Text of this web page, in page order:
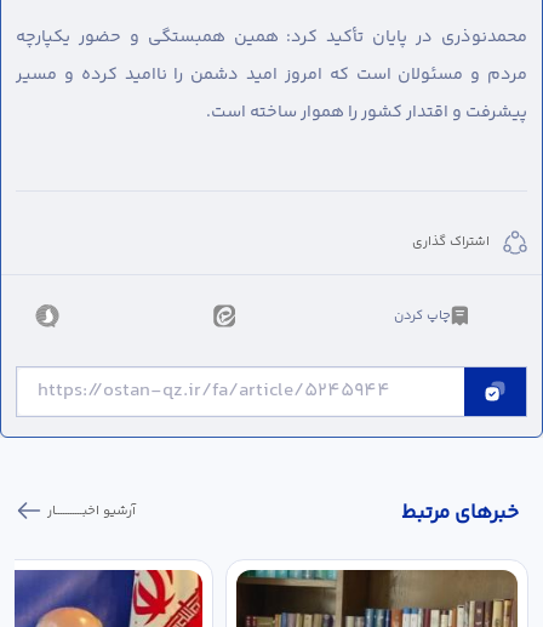
محمدنوذری در پایان تأکید کرد: همین همبستگی و حضور یکپارچه
مردم و مسئولان است که امروز امید دشمن را ناامید کرده و مسیر
پیشرفت و اقتدار کشور را هموار ساخته است.
اشتراک گذاری
چاپ کردن
خبر‌های مرتبط آرشیو اخبـــــــــــار